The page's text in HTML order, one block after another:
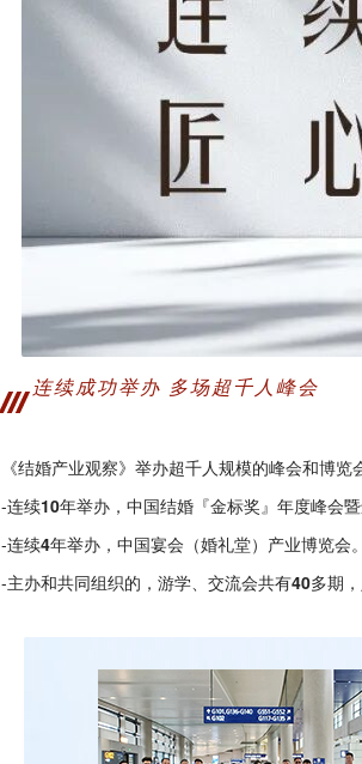
连续成功举办 多场超千人峰会
《结婚产业观察》举办超千人规模的峰会和博
-连续10年举办 ，中国结婚『金标奖』年度峰会暨
-连续4年举办 ，中国宴会（婚礼堂）产业博览会。
-主办和共同组织的，游学、交流会共有40多期